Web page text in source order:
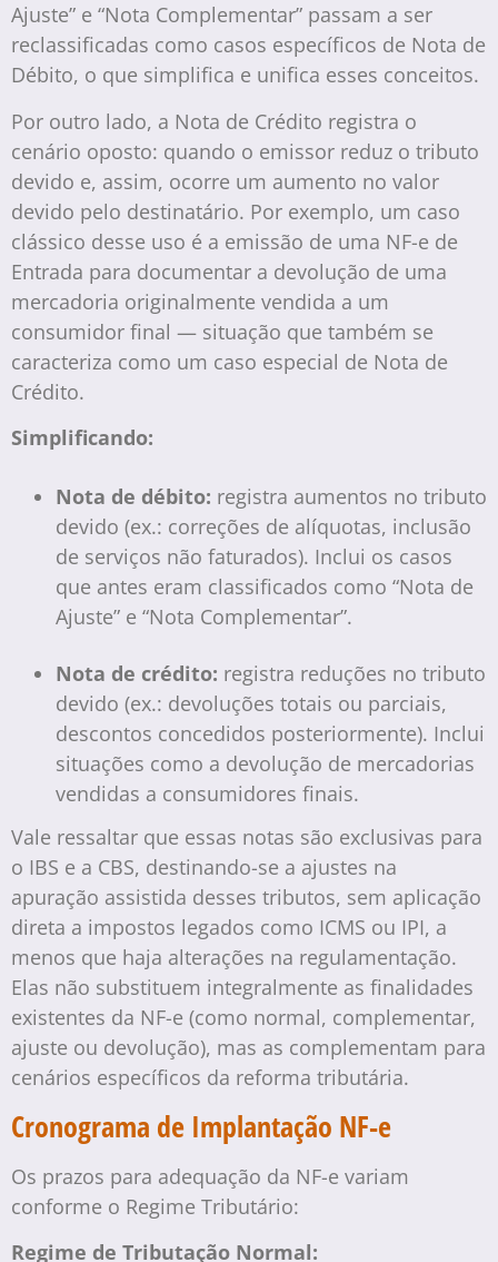
Ajuste” e “Nota Complementar” passam a ser
reclassificadas como casos específicos de Nota de
Débito, o que simplifica e unifica esses conceitos.
Por outro lado, a Nota de Crédito registra o
cenário oposto: quando o emissor reduz o tributo
devido e, assim, ocorre um aumento no valor
devido pelo destinatário. Por exemplo, um caso
clássico desse uso é a emissão de uma NF-e de
Entrada para documentar a devolução de uma
mercadoria originalmente vendida a um
consumidor final — situação que também se
caracteriza como um caso especial de Nota de
Crédito.
Simplificando:
Nota de débito: registra aumentos no tributo
devido (ex.: correções de alíquotas, inclusão
de serviços não faturados). Inclui os casos
que antes eram classificados como “Nota de
Ajuste” e “Nota Complementar”.
Nota de crédito: registra reduções no tributo
devido (ex.: devoluções totais ou parciais,
descontos concedidos posteriormente). Inclui
situações como a devolução de mercadorias
vendidas a consumidores finais.
Vale ressaltar que essas notas são exclusivas para
o IBS e a CBS, destinando-se a ajustes na
apuração assistida desses tributos, sem aplicação
direta a impostos legados como ICMS ou IPI, a
menos que haja alterações na regulamentação.
Elas não substituem integralmente as finalidades
existentes da NF-e (como normal, complementar,
ajuste ou devolução), mas as complementam para
cenários específicos da reforma tributária.
Cronograma de Implantação NF-e
Os prazos para adequação da NF-e variam
conforme o Regime Tributário:
Regime de Tributação Normal: